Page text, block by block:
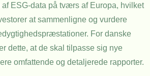
ESG-data på tværs af Europa, hvilket
at sammenligne og vurdere
For danske
dette, at de skal tilpasse sig nye
omfattende og detaljerede rapporter.